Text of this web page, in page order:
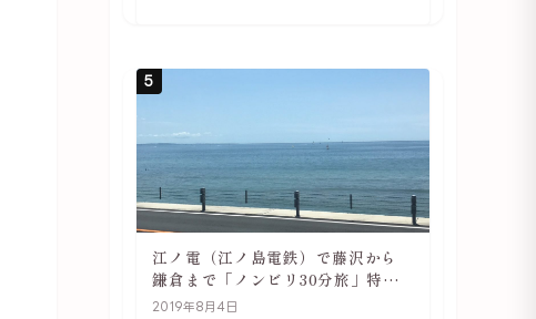
5
江ノ電（江ノ島電鉄）で藤沢から
鎌倉まで「ノンビリ30分旅」特徴
や駅の様子
2019年8月4日